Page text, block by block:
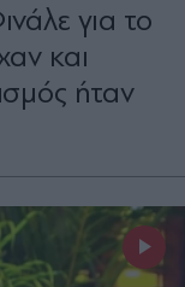
για το
και
ήταν